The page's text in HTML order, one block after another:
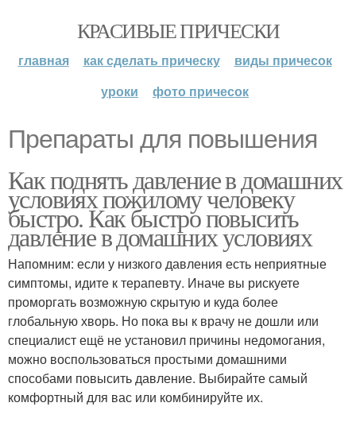
КРАСИВЫЕ ПРИЧЕСКИ
главная как сделать прическу
виды причесок
уроки
фото причесок
Препараты для повышения
Как поднять давление в домашних
условиях пожилому человеку
быстро. Как быстро повысить
давление в домашних условиях
Напомним: если у низкого давления есть неприятные
симптомы, идите к терапевту. Иначе вы рискуете
проморгать возможную скрытую и куда более
глобальную хворь. Но пока вы к врачу не дошли или
специалист ещё не установил причины недомогания,
можно воспользоваться простыми домашними
способами повысить давление. Выбирайте самый
комфортный для вас или комбинируйте их.